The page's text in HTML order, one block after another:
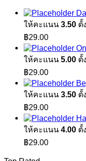
ให้คะแนน 3.50 ตั้
฿29.00
ให้คะแนน 5.00 ตั้
฿29.00
ให้คะแนน 3.50 ตั้
฿29.00
ให้คะแนน 4.00 ตั้
฿29.00